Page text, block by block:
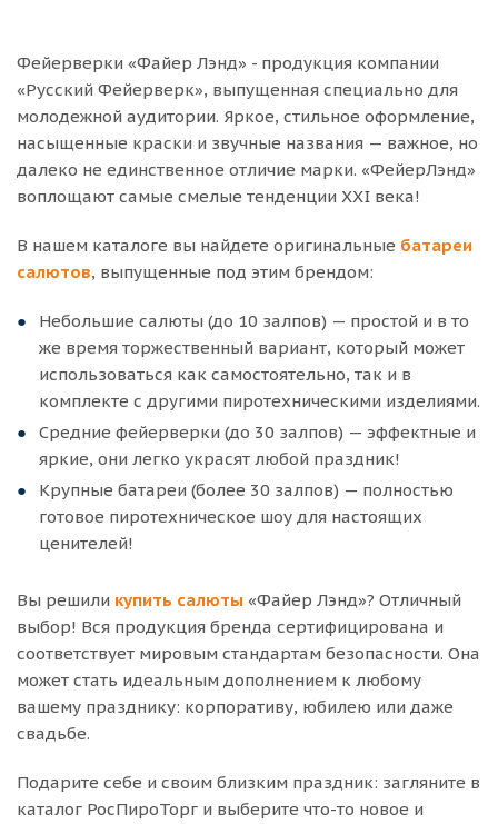
Фейерверки «Файер Лэнд» - продукция компании
«Русский Фейерверк», выпущенная специально для
молодежной аудитории. Яркое, стильное оформление,
насыщенные краски и звучные названия — важное, но
далеко не единственное отличие марки. «ФейерЛэнд»
воплощают самые смелые тенденции XXI века!
В нашем каталоге вы найдете оригинальные батареи
салютов, выпущенные под этим брендом:
Небольшие салюты (до 10 залпов) — простой и в то
же время торжественный вариант, который может
использоваться как самостоятельно, так и в
комплекте с другими пиротехническими изделиями.
Средние фейерверки (до 30 залпов) — эффектные и
яркие, они легко украсят любой праздник!
Крупные батареи (более 30 залпов) — полностью
готовое пиротехническое шоу для настоящих
ценителей!
Вы решили купить салюты «Файер Лэнд»? Отличный
выбор! Вся продукция бренда сертифицирована и
соответствует мировым стандартам безопасности. Она
может стать идеальным дополнением к любому
вашему празднику: корпоративу, юбилею или даже
свадьбе.
Подарите себе и своим близким праздник: загляните в
каталог РосПироТорг и выберите что-то новое и